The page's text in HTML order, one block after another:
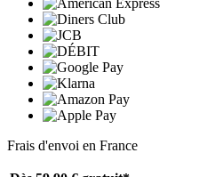
Frais d'envoi en France